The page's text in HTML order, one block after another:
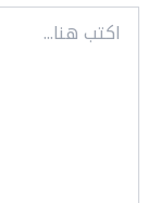
اكتب
هنا...